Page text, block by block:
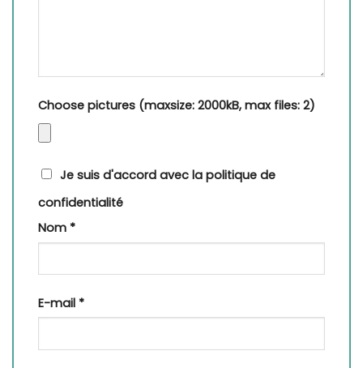
Choose pictures (maxsize: 2000kB, max files: 2)
Je suis d'accord avec la politique de
confidentialité
Nom *
E-mail *